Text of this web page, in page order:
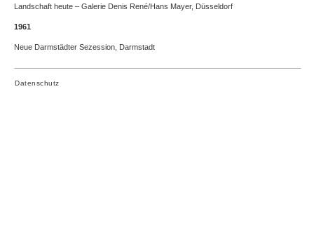
Landschaft heute – Galerie Denis René/Hans Mayer, Düsseldorf
1961
Neue Darmstädter Sezession, Darmstadt
Datenschutz